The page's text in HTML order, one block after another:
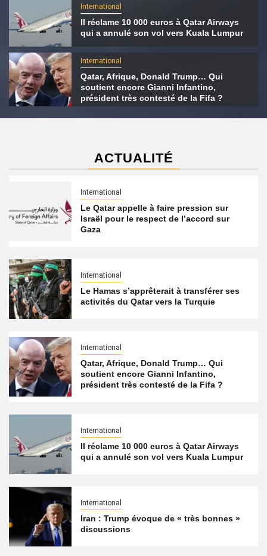
International
Il réclame 10 000 euros à Qatar Airways
qui a annulé son vol vers Kuala Lumpur
International
Qatar, Afrique, Donald Trump… Qui
soutient encore Gianni Infantino,
président très contesté de la Fifa ?
ACTUALITÉ
International
Le Qatar appelle à faire pression sur
Israël pour le respect de l’accord sur
Gaza
International
Le Hamas s’apprêterait à transférer ses
activités du Qatar vers la Turquie
International
Qatar, Afrique, Donald Trump… Qui
soutient encore Gianni Infantino,
président très contesté de la Fifa ?
International
Il réclame 10 000 euros à Qatar Airways
qui a annulé son vol vers Kuala Lumpur
International
Iran : Trump évoque de « très bonnes »
discussions